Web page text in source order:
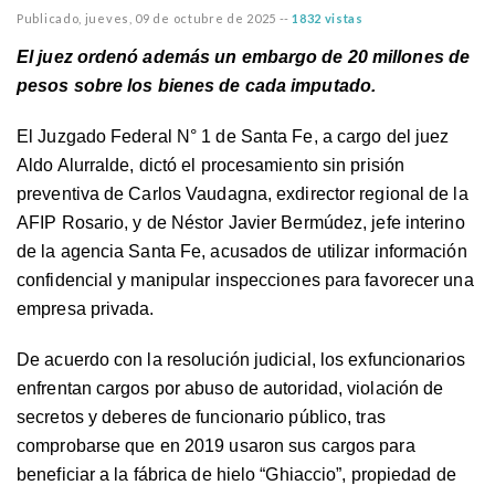
Publicado, jueves, 09 de octubre de 2025 -- 1832 vistas
El juez ordenó además un embargo de 20 millones de
pesos sobre los bienes de cada imputado.
El Juzgado Federal N° 1 de Santa Fe, a cargo del juez
Aldo Alurralde, dictó el procesamiento sin prisión
preventiva de Carlos Vaudagna, exdirector regional de la
AFIP Rosario, y de Néstor Javier Bermúdez, jefe interino
de la agencia Santa Fe, acusados de utilizar información
confidencial y manipular inspecciones para favorecer una
empresa privada.
De acuerdo con la resolución judicial, los exfuncionarios
enfrentan cargos por abuso de autoridad, violación de
secretos y deberes de funcionario público, tras
comprobarse que en 2019 usaron sus cargos para
beneficiar a la fábrica de hielo “Ghiaccio”, propiedad de